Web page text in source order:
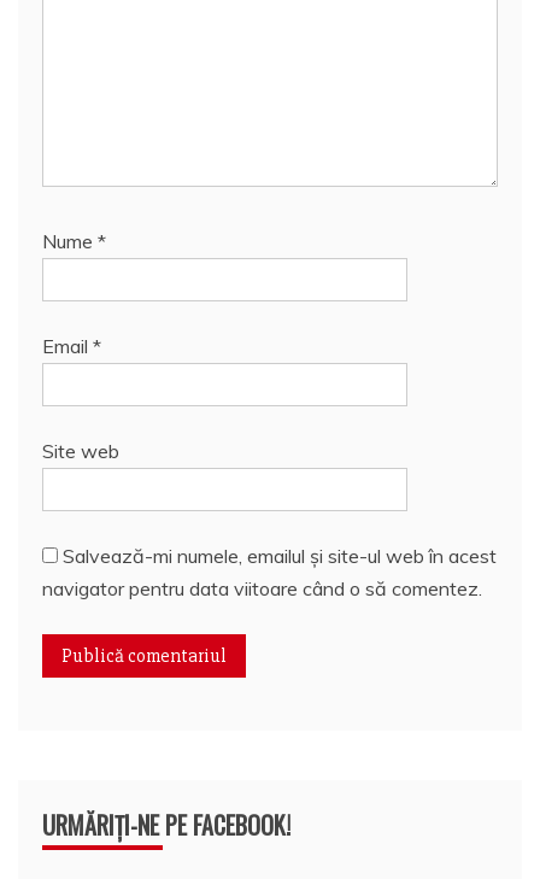
Nume *
Email *
Site web
Salvează-mi numele, emailul și site-ul web în acest
navigator pentru data viitoare când o să comentez.
URMĂRIȚI-NE PE FACEBOOK!